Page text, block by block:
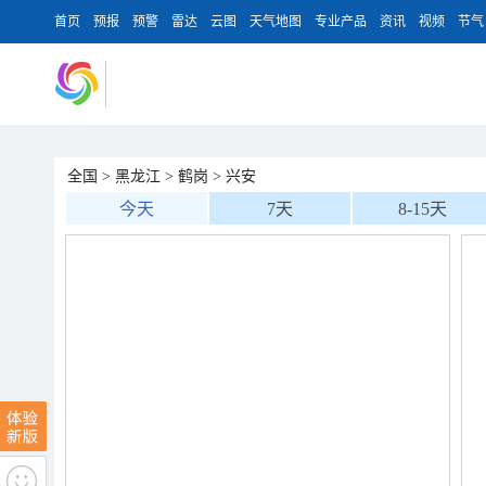
首页 预报 预警 雷达 云图 天气地图 专业产品 资讯 视频 节气
全国 > 黑龙江 > 鹤岗 > 兴安
今天 7天 8-15天